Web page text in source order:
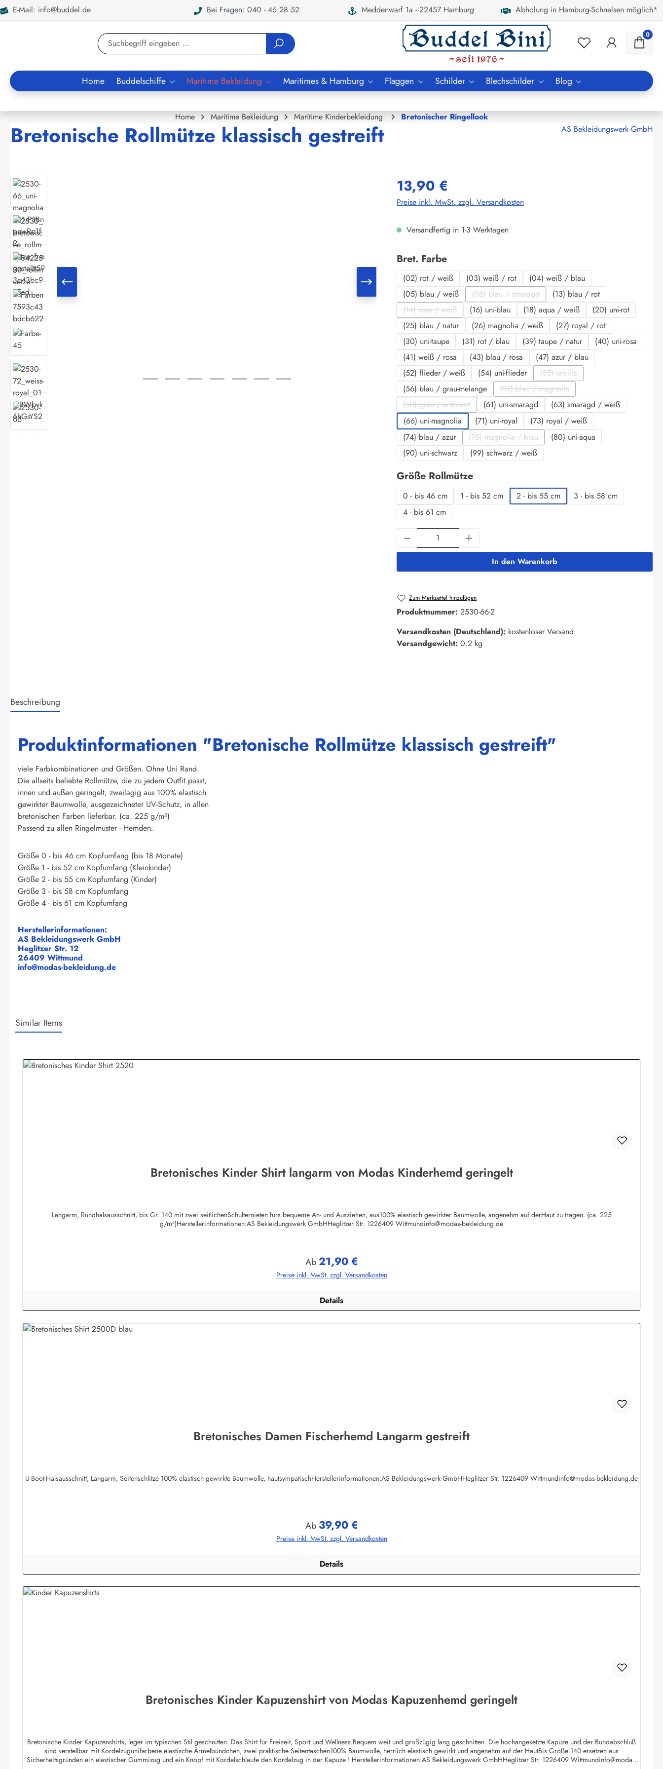
Zur Suche springen
E-Mail: info@buddel.de Bei Fragen: 040 - 46 28 52 Meddenwarf 1a - 22457 Hamburg Abholung in Hamburg-Schnelsen möglich*
0
Home Buddelschiffe Maritime Bekleidung Maritimes & Hamburg Flaggen Schilder Blechschilder Blog
Home Maritime Bekleidung Maritime Kinderbekleidung Bretonischer Ringellook
Bretonische Rollmütze klassisch gestreift AS Bekleidungswerk GmbH
Bildergalerie überspringen 13,90 €
Preise inkl. MwSt. zzgl. Versandkosten
Versandfertig in 1-3 Werktagen
Bret. Farbeauswählen
(02) rot / weiß (03) weiß / rot
(04) weiß / blau
(05) blau / weiß
(06) blau / smaragd
(Diese Option ist zurzeit nicht verfügbar.)
(13) blau / rot
(14) rosa / weiß
(Diese Option ist zurzeit nicht verfügbar.)
(16) uni-blau (18) aqua / weiß
(20) uni-rot
(25) blau / natur
(26) magnolia / weiß
(27) royal / rot
(30) uni-taupe
(31) rot / blau (39) taupe / natur
(40) uni-rosa
(41) weiß / rosa
(43) blau / rosa
(47) azur / blau
(52) flieder / weiß
(54) uni-flieder (55) uni-lila
(Diese Option ist zurzeit nicht
(56) blau / grau-melange (57) blau / magnolia
(Diese Option ist zurzeit nicht verfügbar.)
(58) grau / anthrazit
(Diese Option ist zurzeit nicht verfügbar.)
(61) uni-smaragd
(63) smaragd / weiß
(66) uni-magnolia
(71) uni-royal
(73) royal / weiß
(74) blau / azur
(75) magnolia / blau
(Diese Option ist zurzeit nicht verfügbar.)
(80) uni-aqua
(90) uni-schwarz
(99) schwarz / weiß
Größe Rollmützeauswählen
0 - bis 46 cm 1 - bis 52 cm 2 - bis 55 cm
3 - bis 58 cm
4 - bis 61 cm
Produkt Anzahl: Gib den gewünschten Wert ein
In den Warenkorb
Zum Merkzettel hinzufügen
Produktnummer: 2530-66-2
Versandkosten (Deutschland): kostenloser Versand
Versandgewicht: 0.2 kg
Beschreibung
Produktinformationen "Bretonische Rollmütze klassisch gestreift"
viele Farbkombinationen und Größen. Ohne Uni Rand.
Die allseits beliebte Rollmütze, die zu jedem Outfit passt,
innen und außen geringelt, zweilagig aus 100% elastisch
gewirkter Baumwolle, ausgezeichneter UV-Schutz, in allen
bretonischen Farben lieferbar. (ca. 225 g/m²)
Passend zu allen Ringelmuster - Hemden.
Größe 0 - bis 46 cm Kopfumfang (bis 18 Monate)
Größe 1 - bis 52 cm Kopfumfang (Kleinkinder)
Größe 2 - bis 55 cm Kopfumfang (Kinder)
Größe 3 - bis 58 cm Kopfumfang
Größe 4 - bis 61 cm Kopfumfang
Herstellerinformationen:
AS Bekleidungswerk GmbH
Heglitzer Str. 12
26409 Wittmund
info@modas-bekleidung.de
Similar Items
Bretonisches Kinder Shirt langarm von Modas Kinderhemd geringelt
Langarm, Rundhalsausschnitt, bis Gr. 140 mit zwei seitlichenSchulternieten fürs bequeme An- und Ausziehen, aus100% elastisch gewirkter Baumwolle, angenehm auf derHaut zu tragen. (ca. 225
g/m²)Herstellerinformationen:AS Bekleidungswerk GmbHHeglitzer Str. 1226409 Wittmundinfo@modas-bekleidung.de
Regulärer Preis:
Ab21,90 €
Preise inkl. MwSt. zzgl. Versandkosten
Details
Bretonisches Damen Fischerhemd Langarm gestreift
U-Boot-Halsausschnitt, Langarm, Seitenschlitze 100% elastisch gewirkte Baumwolle, hautsympatischHerstellerinformationen:AS Bekleidungswerk GmbHHeglitzer Str. 1226409 Wittmundinfo@modas-bekleidung.de
Regulärer Preis:
Ab 39,90 €
Preise inkl. MwSt. zzgl. Versandkosten
Details
Bretonisches Kinder Kapuzenshirt von Modas Kapuzenhemd geringelt
Bretonische Kinder Kapuzenshirts, leger im typischen Stil geschnitten. Das Shirt für Freizeit, Sport und Wellness.Bequem weit und großzügig lang geschnitten. Die hochangesetzte Kapuze und der Bundabschluß
sind verstellbar mit Kordelzugunifarbene elastische Ärmelbündchen, zwei praktische Seitentaschen100% Baumwolle, herrlich elastisch gewirkt und angenehm auf der HautBis Größe 140 ersetzen aus
Sicherheitsgründen ein elastischer Gummizug und ein Knopf mit Kordelschlaufe den Kordelzug in der Kapuze ! Herstellerinformationen:AS Bekleidungswerk GmbHHeglitzer Str. 1226409 Wittmundinfo@modas-